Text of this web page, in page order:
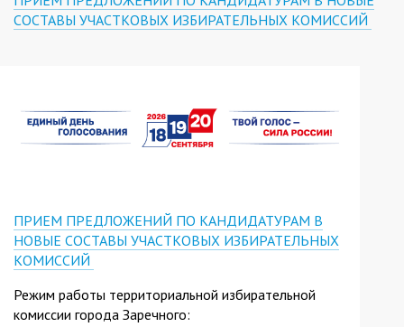
СОСТАВЫ УЧАСТКОВЫХ ИЗБИРАТЕЛЬНЫХ КОМИССИЙ
ПРИЕМ ПРЕДЛОЖЕНИЙ ПО КАНДИДАТУРАМ В
НОВЫЕ СОСТАВЫ УЧАСТКОВЫХ ИЗБИРАТЕЛЬНЫХ
КОМИССИЙ
Режим работы территориальной избирательной
комиссии города Заречного: